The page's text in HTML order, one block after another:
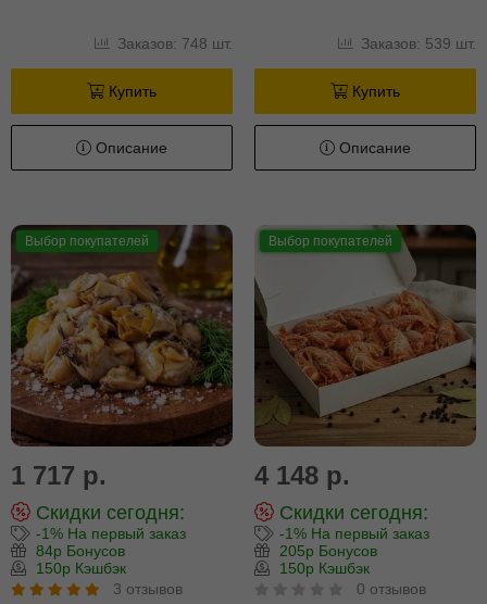
Заказов: 748 шт.
Купить
Описание
Заказов: 539 шт.
Купить
Описание
Выбор покупателей
1 717 р.
Скидки сегодня:
-1% На первый заказ
84р Бонусов
150р Кэшбэк
3 отзывов
Выбор покупателей
4 148 р.
Скидки сегодня:
-1% На первый заказ
205р Бонусов
150р Кэшбэк
0 отзывов